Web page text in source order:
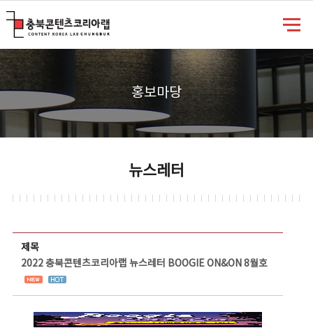
홍보마당
뉴스레터
제목
2022 충북콘텐츠코리아랩 뉴스레터 BOOGIE ON&ON 8월호